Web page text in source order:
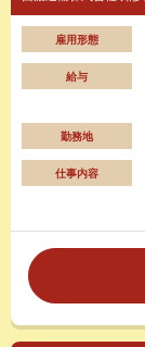
雇用形態
給与
勤務地
仕事内容